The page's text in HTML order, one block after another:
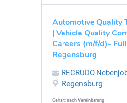
Automotive Quality
| Vehicle Quality
Careers (m/f/d)-
Regensburg
RECRUDO
Regensburg
Gehalt: nach Vereinbarung